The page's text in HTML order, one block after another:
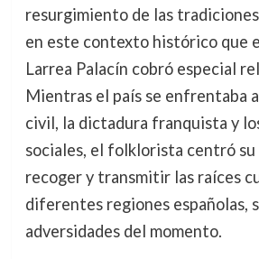
resurgimiento de las
en este contexto histórico que
Larrea Palacín cobró especial
Mientras el país se enfrentaba
civil, la dictadura franquista y
sociales, el folklorista centró
recoger y transmitir las raíces
diferentes regiones españolas,
adversidades del momento.